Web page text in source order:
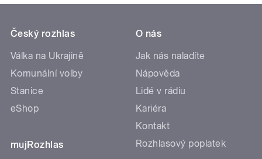
Český rozhlas
Válka na Ukrajině
Komunální volby
Stanice
eShop
mujRozhlas
O nás
Jak nás naladíte
Nápověda
Lidé v rádiu
Kariéra
Kontakt
Rozhlasový poplatek